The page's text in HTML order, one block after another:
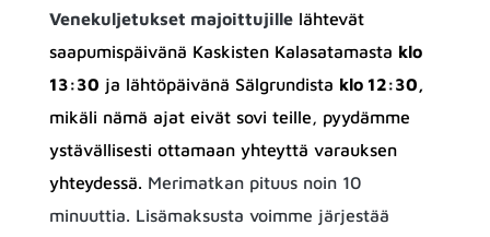
Venekuljetukset majoittujille lähtevät
saapumispäivänä Kaskisten Kalasatamasta klo
13:30 ja lähtöpäivänä Sälgrundista klo 12:30,
mikäli nämä ajat eivät sovi teille, pyydämme
ystävällisesti ottamaan yhteyttä varauksen
yhteydessä. Merimatkan pituus noin 10
minuuttia. Lisämaksusta voimme järjestää